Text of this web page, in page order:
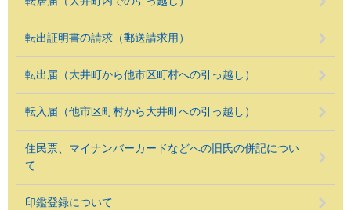
転出証明書の請求（郵送請求用）
転出届（大井町から他市区町村への引っ越し）
転入届（他市区町村から大井町への引っ越し）
住民票、マイナンバーカードなどへの旧氏の併記につい
て
印鑑登録について